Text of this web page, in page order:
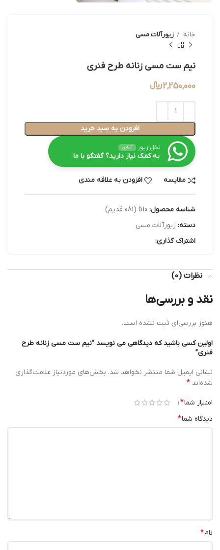
خانه زیورآلات مسی
نیم ست مسی زنانه طرح فنری
2,250,000﷼
افزودن به سبد خرید
نخل زیور آنلاین
به کمک نیاز دارید؟ گفتگو با ما
مقایسه افزودن به علاقه مندی
شناسه محصول: b10 (081 قدیم)
دسته: زیورآلات مسی
اشتراک گذاری:
نظرات (0)
نقد و بررسی‌ها
هنوز بررسی‌ای ثبت نشده است.
اولین کسی باشید که دیدگاهی می نویسد “نیم ست مسی زنانه طرح
فنری”
نشانی ایمیل شما منتشر نخواهد شد. بخش‌های موردنیاز علامت‌گذاری
شده‌اند *
امتیاز شما*
دیدگاه شما*
نام*